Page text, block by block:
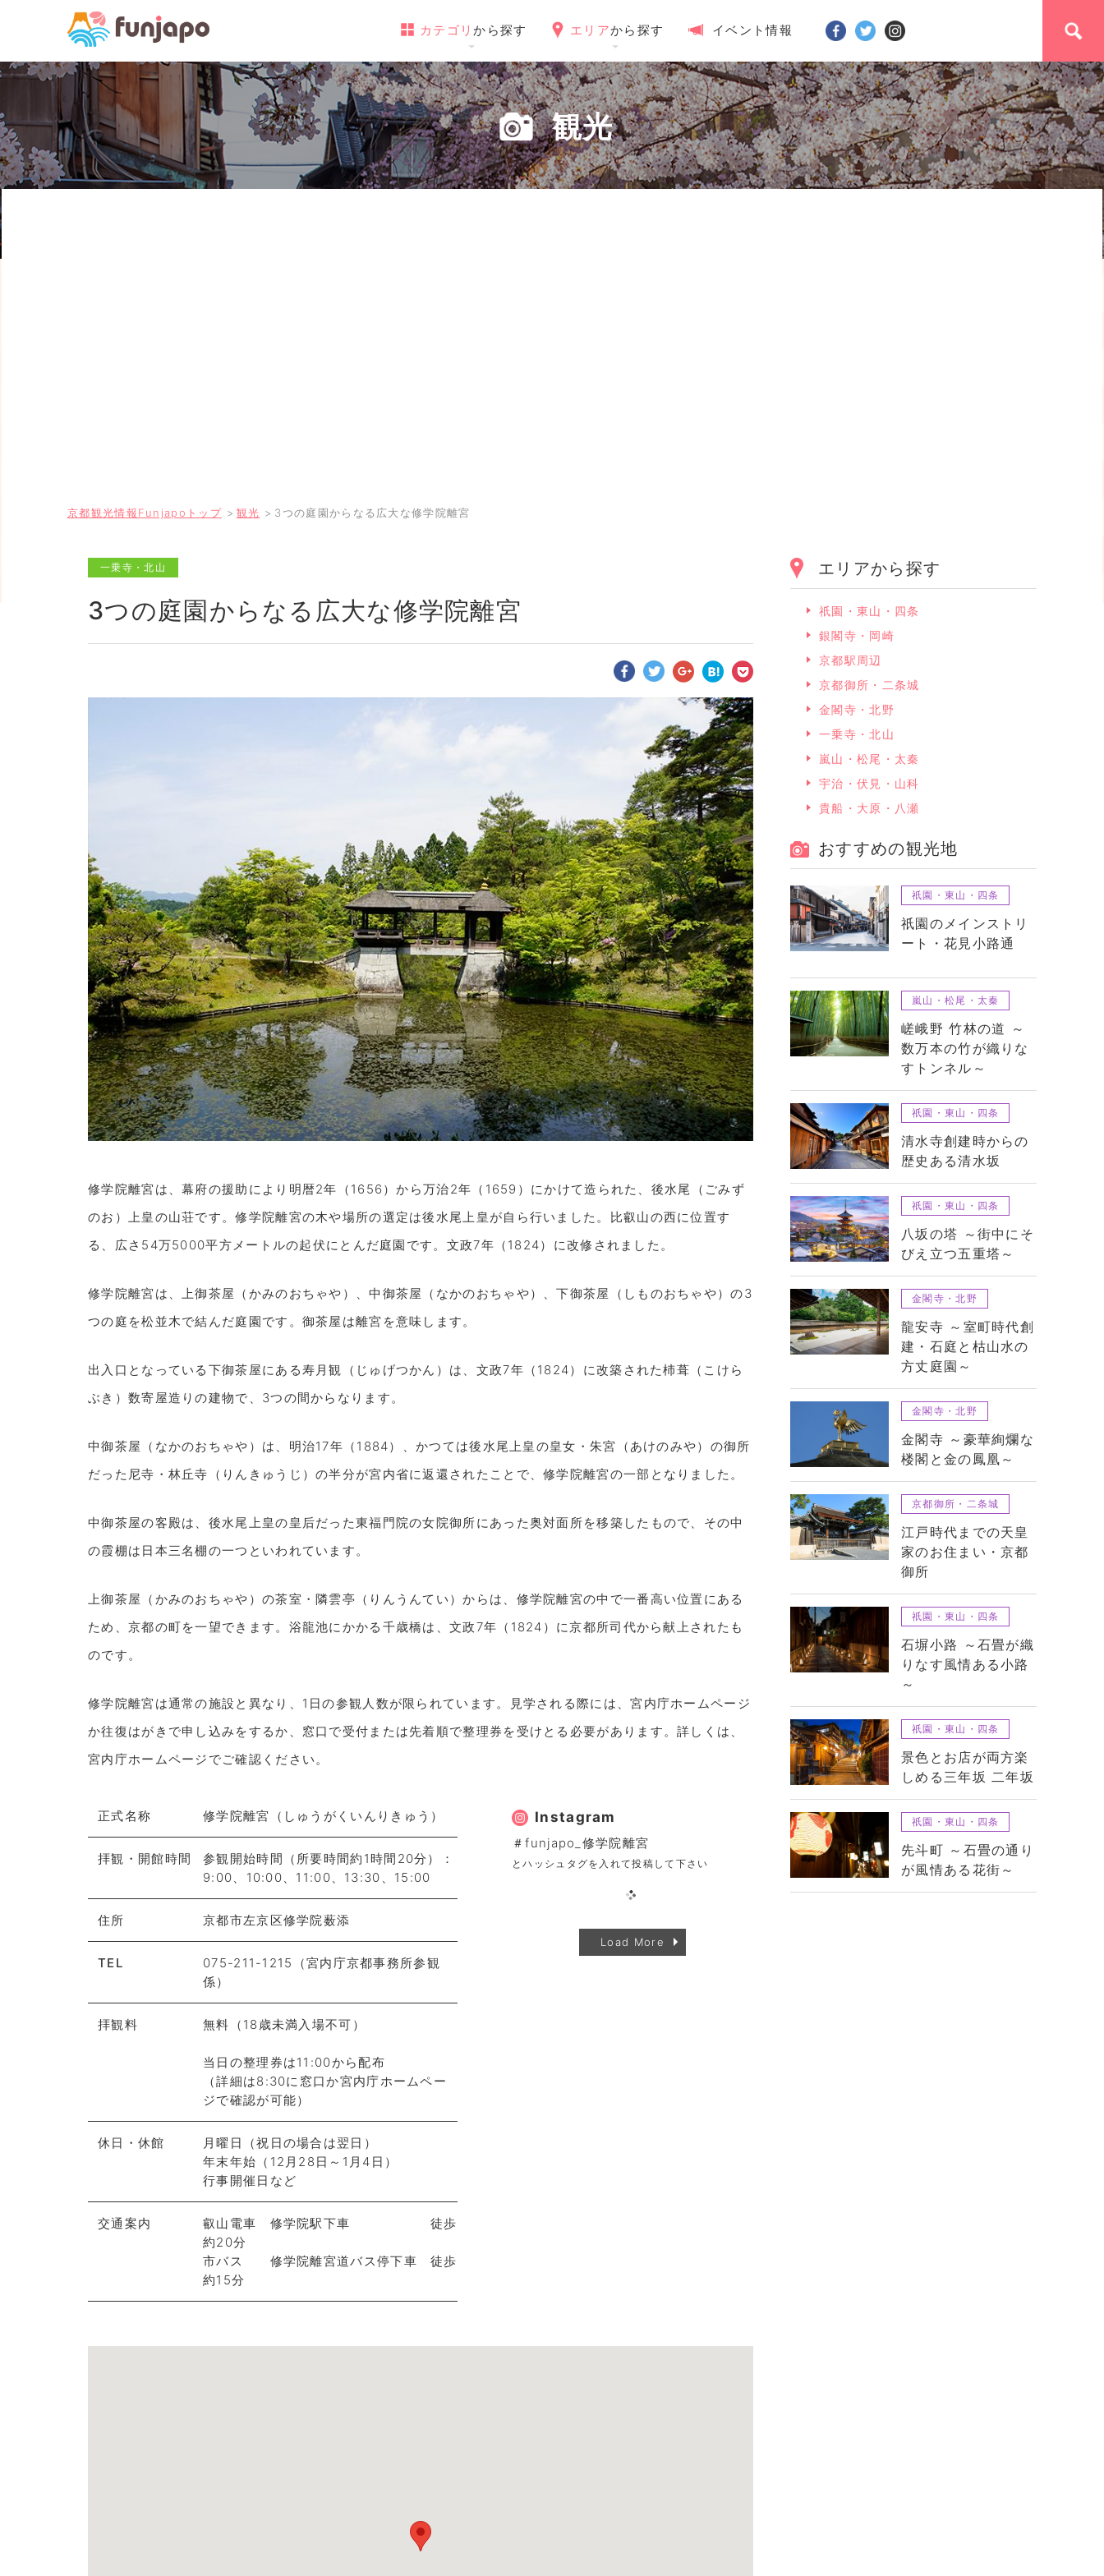
カテゴリから探す エリアから探す イベント情報
観光
京都観光情報Funjapoトップ 観光 3つの庭園からなる広大な修学院離宮
一乗寺・北山
3つの庭園からなる広大な修学院離宮
修学院離宮は、幕府の援助により明暦2年（1656）から万治2年（1659）にかけて造られた、後水尾（ごみず
のお）上皇の山荘です。修学院離宮の木や場所の選定は後水尾上皇が自ら行いました。比叡山の西に位置す
る、広さ54万5000平方メートルの起伏にとんだ庭園です。文政7年（1824）に改修されました。
修学院離宮は、上御茶屋（かみのおちゃや）、中御茶屋（なかのおちゃや）、下御茶屋（しものおちゃや）の3
つの庭を松並木で結んだ庭園です。御茶屋は離宮を意味します。
出入口となっている下御茶屋にある寿月観（じゅげつかん）は、文政7年（1824）に改築された杮葺（こけら
ぶき）数寄屋造りの建物で、3つの間からなります。
中御茶屋（なかのおちゃや）は、明治17年（1884）、かつては後水尾上皇の皇女・朱宮（あけのみや）の御所
だった尼寺・林丘寺（りんきゅうじ）の半分が宮内省に返還されたことで、修学院離宮の一部となりました。
中御茶屋の客殿は、後水尾上皇の皇后だった東福門院の女院御所にあった奥対面所を移築したもので、その中
の霞棚は日本三名棚の一つといわれています。
上御茶屋（かみのおちゃや）の茶室・隣雲亭（りんうんてい）からは、修学院離宮の中で一番高い位置にある
ため、京都の町を一望できます。浴龍池にかかる千歳橋は、文政7年（1824）に京都所司代から献上されたも
のです。
修学院離宮は通常の施設と異なり、1日の参観人数が限られています。見学される際には、宮内庁ホームページ
か往復はがきで申し込みをするか、窓口で受付または先着順で整理券を受けとる必要があります。詳しくは、
宮内庁ホームページでご確認ください。
正式名称 修学院離宮（しゅうがくいんりきゅう）
拝観・開館時間
参観開始時間（所要時間約1時間20分）：
9:00、10:00、11:00、13:30、15:00
住所 京都市左京区修学院薮添
TEL
075-211-1215（宮内庁京都事務所参観
係）
拝観料 無料（18歳未満入場不可）
当日の整理券は11:00から配布
（詳細は8:30に窓口か宮内庁ホームペー
ジで確認が可能）
休日・休館
月曜日（祝日の場合は翌日）
年末年始（12月28日～1月4日）
行事開催日など
交通案内
叡山電車 修学院駅下車 徒歩
約20分
市バス 修学院離宮道バス停下車 徒歩
約15分
Instagram
＃funjapo_修学院離宮
とハッシュタグを入れて投稿して下さい
Load More
エリアから探す
祇園・東山・四条
銀閣寺・岡崎
京都駅周辺
京都御所・二条城
金閣寺・北野
一乗寺・北山
嵐山・松尾・太秦
宇治・伏見・山科
貴船・大原・八瀬
おすすめの観光地
祇園・東山・四条
祇園のメインストリ
ート・花見小路通
嵐山・松尾・太秦
嵯峨野 竹林の道 ～
数万本の竹が織りな
すトンネル～
祇園・東山・四条
清水寺創建時からの
歴史ある清水坂
祇園・東山・四条
八坂の塔 ～街中にそ
びえ立つ五重塔～
金閣寺・北野
龍安寺 ～室町時代創
建・石庭と枯山水の
方丈庭園～
金閣寺・北野
金閣寺 ～豪華絢爛な
楼閣と金の鳳凰～
京都御所・二条城
江戸時代までの天皇
家のお住まい・京都
御所
祇園・東山・四条
石塀小路 ～石畳が織
りなす風情ある小路
～
祇園・東山・四条
景色とお店が両方楽
しめる三年坂 二年坂
祇園・東山・四条
先斗町 ～石畳の通り
が風情ある花街～